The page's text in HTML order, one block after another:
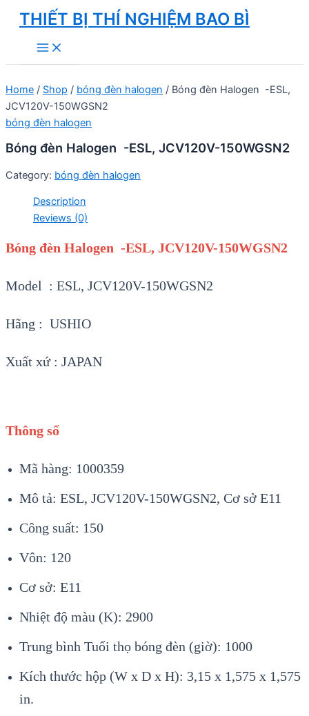
Skip
content
THIẾT BỊ THÍ NGHIỆM BAO BÌ
Main
Menu
Home / Shop / bóng đèn halogen / Bóng đèn Halogen -ESL,
JCV120V-150WGSN2
bóng đèn halogen
Bóng đèn Halogen -ESL, JCV120V-150WGSN2
Category: bóng đèn halogen
Description
Reviews (0)
Bóng đèn Halogen -ESL, JCV120V-150WGSN2
Model : ESL, JCV120V-150WGSN2
Hãng : USHIO
Xuất xứ : JAPAN
Thông số
Mã hàng: 1000359
Mô tả: ESL, JCV120V-150WGSN2, Cơ sở E11
Công suất: 150
Vôn: 120
Cơ sở: E11
Nhiệt độ màu (K): 2900
Trung bình Tuổi thọ bóng đèn (giờ): 1000
Kích thước hộp (W x D x H): 3,15 x 1,575 x 1,575
in.